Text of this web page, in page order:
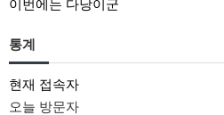
이번에는 다낭이군
통계
현재 접속자
오늘 방문자